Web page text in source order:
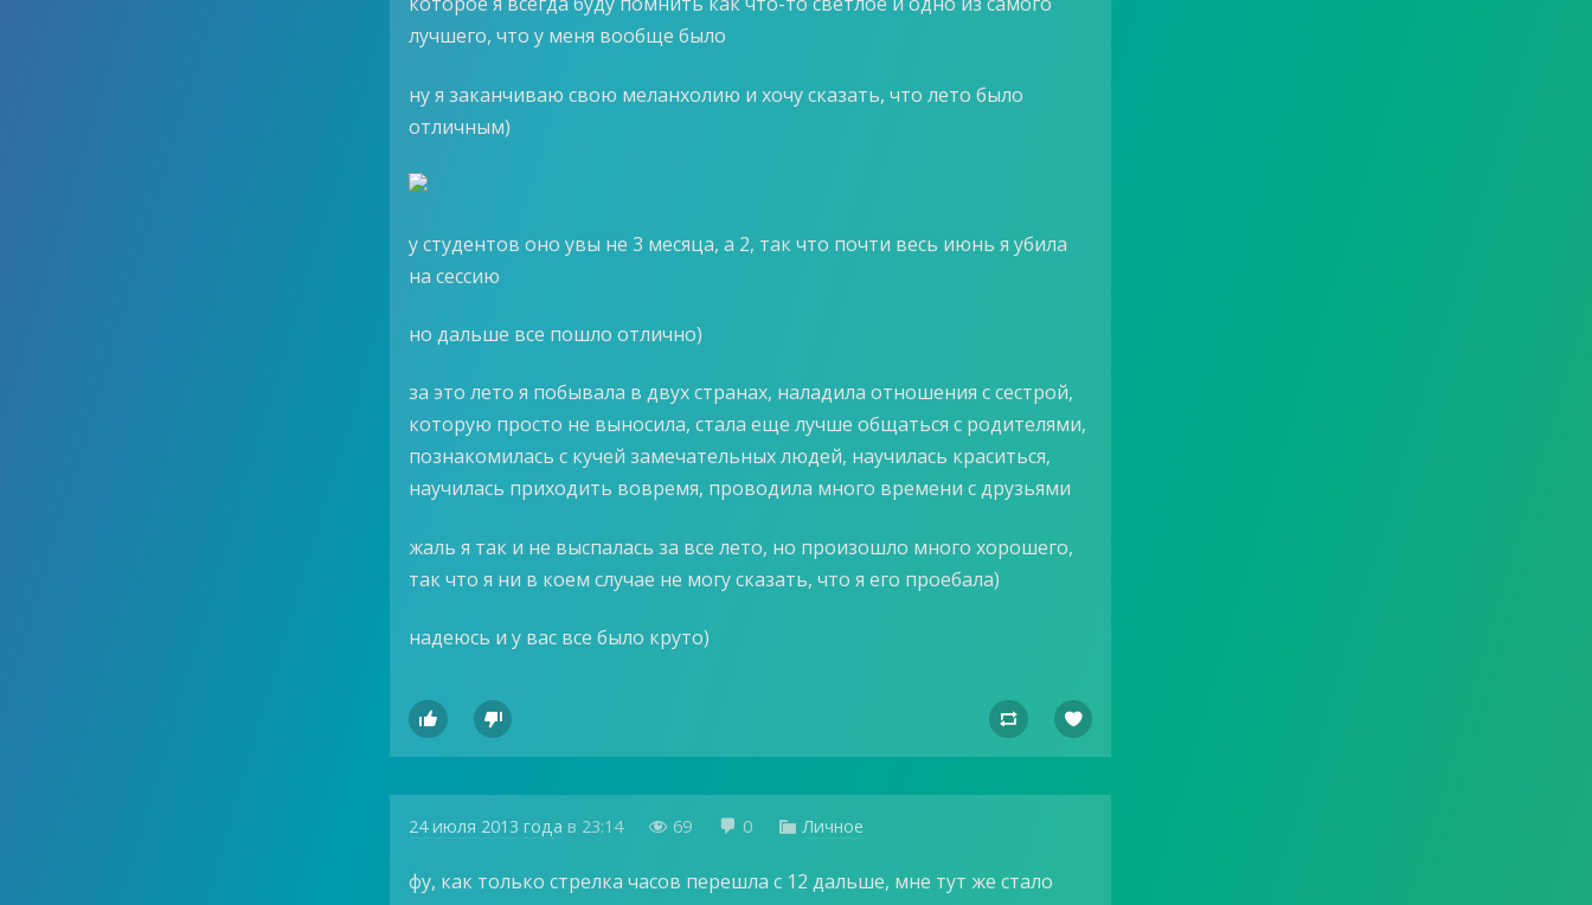
лучшего, что у меня вообще было
ну я заканчиваю свою меланхолию и хочу сказать, что лето было
отличным)
у студентов оно увы не 3 месяца, а 2, так что почти весь июнь я убила
на сессию
но дальше все пошло отлично)
за это лето я побывала в двух странах, наладила отношения с сестрой,
которую просто не выносила, стала еще лучше общаться с родителями,
познакомилась с кучей замечательных людей, научилась краситься,
научилась приходить вовремя, проводила много времени с друзьями
жаль я так и не выспалась за все лето, но произошло много хорошего,
так что я ни в коем случае не могу сказать, что я его проебала)
надеюсь и у вас все было круто)
   
24 июля 2013 года в 23:14  69  0  Личное
фу, как только стрелка часов перешла с 12 дальше, мне тут же стало